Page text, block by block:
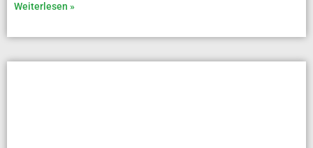
Weiterlesen »